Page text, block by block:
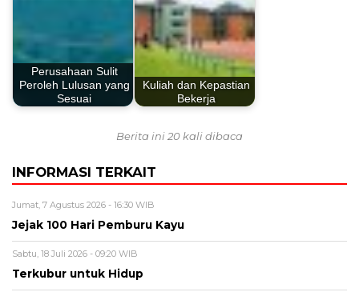
Perusahaan Sulit
Peroleh Lulusan yang
Sesuai
Kuliah dan Kepastian
Bekerja
Berita ini 20 kali dibaca
INFORMASI TERKAIT
Jumat, 7 Agustus 2026 - 16:30 WIB
Jejak 100 Hari Pemburu Kayu
Sabtu, 18 Juli 2026 - 09:20 WIB
Terkubur untuk Hidup